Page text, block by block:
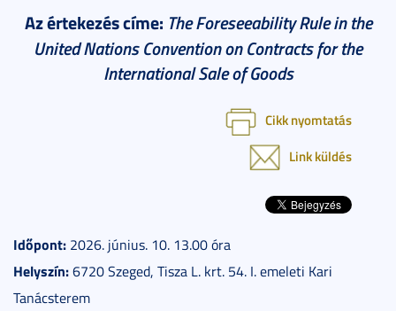
Az értekezés címe: The Foreseeability Rule in the
United Nations Convention on Contracts for the
International Sale of Goods
Cikk nyomtatás
Link küldés
Időpont: 2026. június. 10. 13.00 óra
Helyszín:6720 Szeged, Tisza L. krt. 54. I. emeleti Kari
Tanácsterem